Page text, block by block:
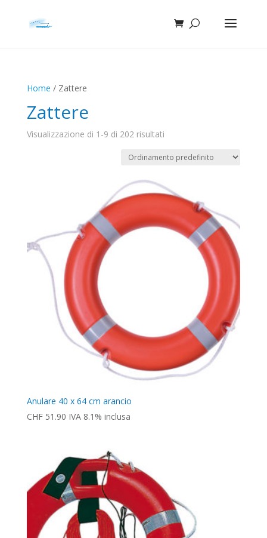
Home / Zattere
Zattere
Visualizzazione di 1-9 di 202 risultati
Anulare 40 x 64 cm arancio
CHF51.90 IVA 8.1% inclusa